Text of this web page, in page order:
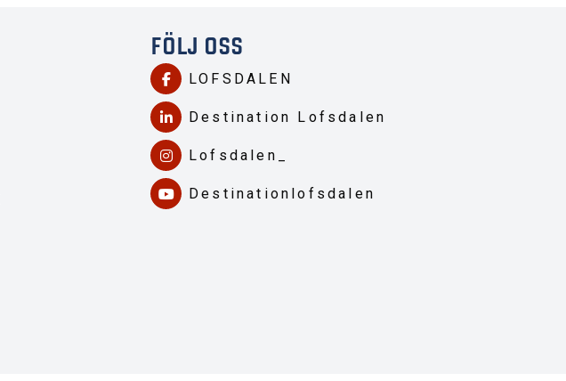
FÖLJ OSS
LOFSDALEN
Destination Lofsdalen
Lofsdalen_
Destinationlofsdalen